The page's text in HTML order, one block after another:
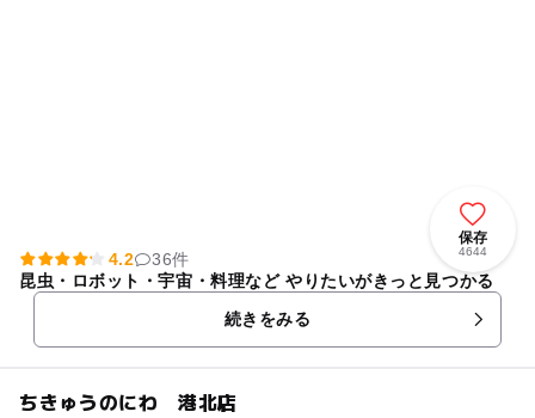
保存
4644
4.2
36件
昆虫・ロボット・宇宙・料理など やりたいがきっと見つかる
続きをみる
ちきゅうのにわ 港北店